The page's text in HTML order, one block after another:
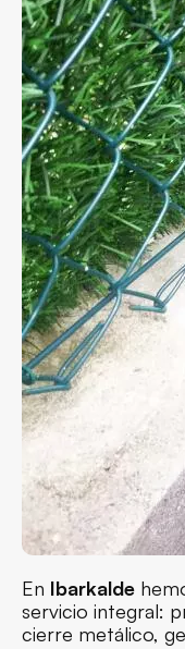
En Ibarkalde
servicio integral:
cierre metálico,